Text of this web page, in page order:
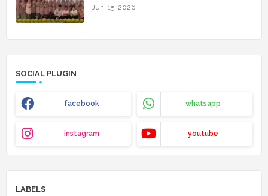
Cita Setinggi Langit
Juni 15, 2026
SOCIAL PLUGIN
facebook whatsapp
instagram youtube
LABELS